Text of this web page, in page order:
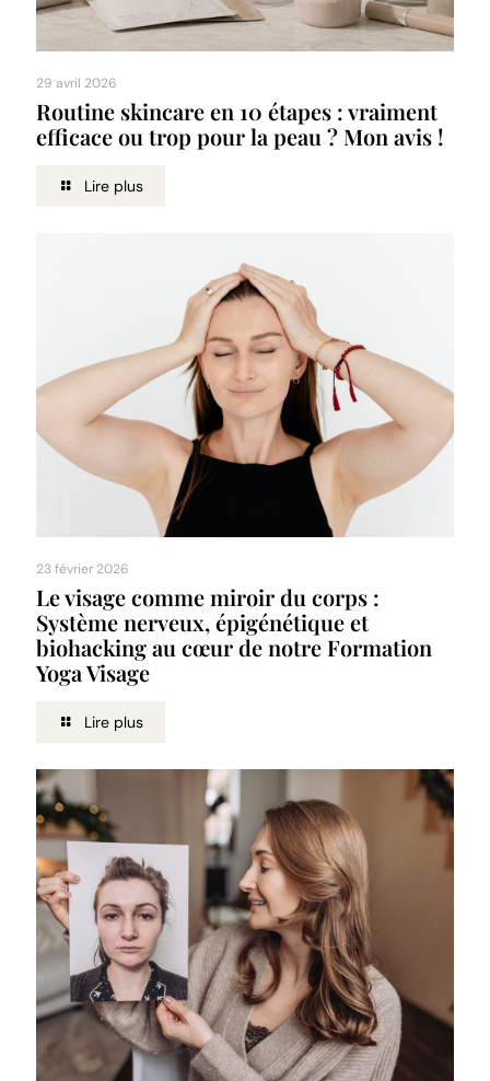
29 avril 2026
Routine skincare en 10 étapes : vraiment
efficace ou trop pour la peau ? Mon avis !
Lire plus
23 février 2026
Le visage comme miroir du corps :
Système nerveux, épigénétique et
biohacking au cœur de notre Formation
Yoga Visage
Lire plus